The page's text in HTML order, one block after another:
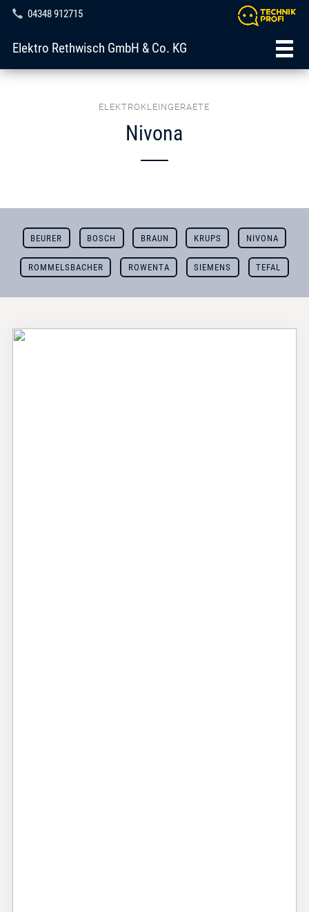
04348 912715
Elektro Rethwisch GmbH & Co. KG
ELEKTROKLEINGERAETE
Nivona
BEURER BOSCH BRAUN KRUPS NIVONA
ROMMELSBACHER ROWENTA SIEMENS TEFAL